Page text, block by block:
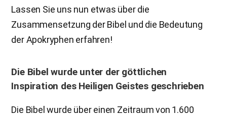
Lassen Sie uns nun etwas über die
Zusammensetzung der Bibel und die Bedeutung
der Apokryphen erfahren!
Die Bibel wurde unter der göttlichen
Inspiration des Heiligen Geistes geschrieben
Die Bibel wurde über einen Zeitraum von 1.600